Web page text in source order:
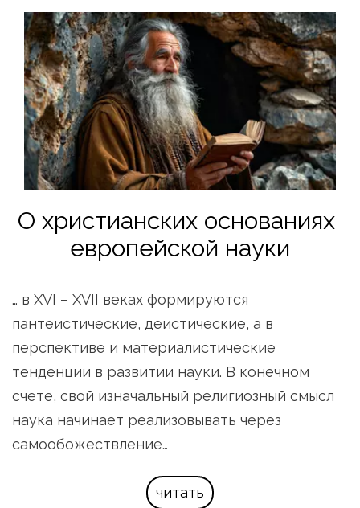
О христианских основаниях
европейской науки
… в XVI – XVII веках формируются
пантеистические, деистические, а в
перспективе и материалистические
тенденции в развитии науки. В конечном
счете, свой изначальный религиозный смысл
наука начинает реализовывать через
самообожествление…
читать